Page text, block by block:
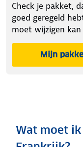
Check je pakket,
goed geregeld
moet wijzigen
Mijn
Wat moet